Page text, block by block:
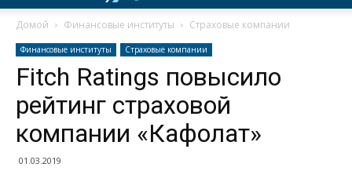
Домой Финансовые институты Страховые компании
Финансовые институты Страховые компании
Fitch Ratings повысило
рейтинг страховой
компании «Кафолат»
01.03.2019